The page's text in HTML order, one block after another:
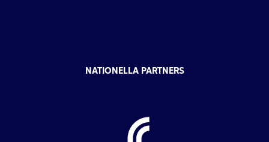
NATIONELLA PARTNERS